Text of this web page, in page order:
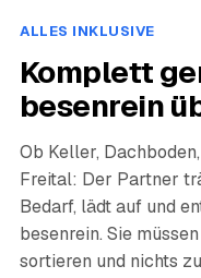
ALLES INKLUSIVE
Komplett
besenrein
Ob Keller,
Freital: Der Partner
Bedarf, lädt auf und
besenrein. Sie
sortieren und nichts